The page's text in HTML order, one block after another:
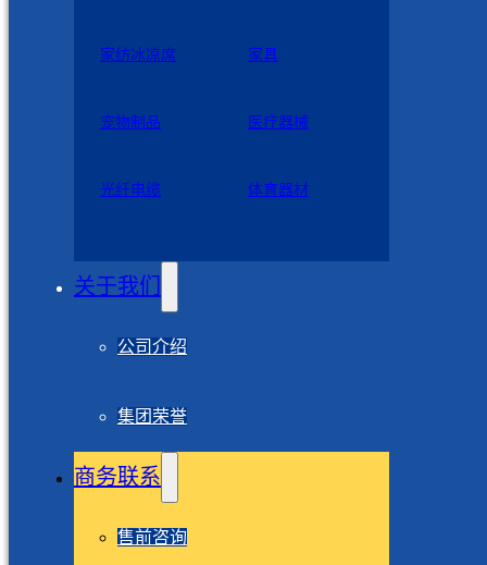
家纺冰凉席 家具
宠物制品 医疗器械
光纤电缆 体育器材
关于我们
公司介绍
集团荣誉
商务联系
售前咨询